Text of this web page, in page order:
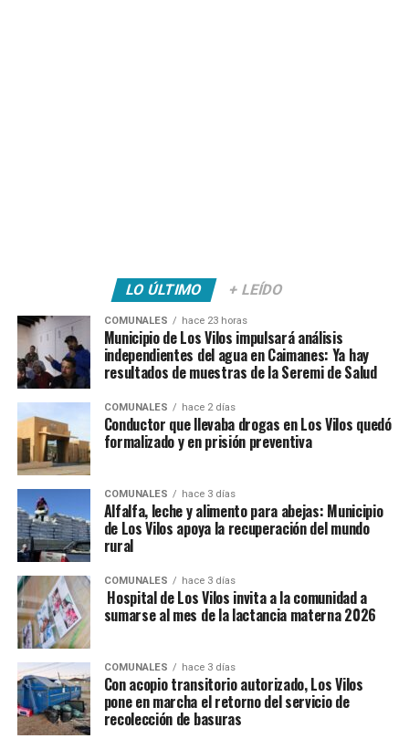
LO ÚLTIMO + LEÍDO
COMUNALES hace 23 horas
Municipio de Los Vilos impulsará análisis
independientes del agua en Caimanes: Ya hay
resultados de muestras de la Seremi de Salud
COMUNALES hace 2 días
Conductor que llevaba drogas en Los Vilos quedó
formalizado y en prisión preventiva
COMUNALES hace 3 días
Alfalfa, leche y alimento para abejas: Municipio
de Los Vilos apoya la recuperación del mundo
rural
COMUNALES hace 3 días
Hospital de Los Vilos invita a la comunidad a
sumarse al mes de la lactancia materna 2026
COMUNALES hace 3 días
Con acopio transitorio autorizado, Los Vilos
pone en marcha el retorno del servicio de
recolección de basuras